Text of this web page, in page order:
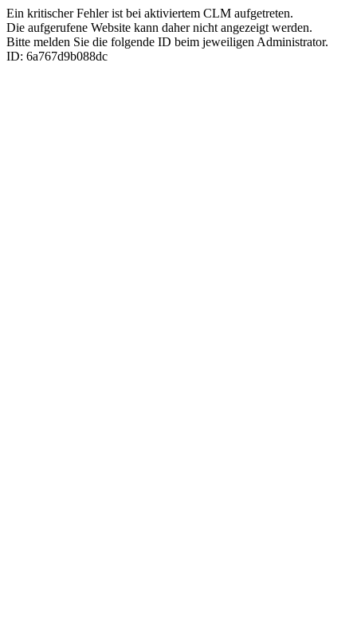
Ein kritischer Fehler ist bei aktiviertem CLM aufgetreten.
Die aufgerufene Website kann daher nicht angezeigt werden.
Bitte melden Sie die folgende ID beim jeweiligen Administrator.
ID: 6a767d9b088dc